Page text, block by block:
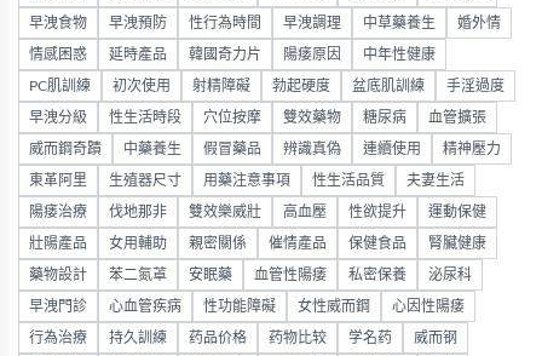
早洩食物 早洩預防 性行為時間 早洩調理 中草藥養生 婚外情
情感困惑 延時產品 韓國奇力片 陽痿原因 中年性健康
PC肌訓練 初次使用 射精障礙 勃起硬度 盆底肌訓練 手淫過度
早洩分級 性生活時段 穴位按摩 雙效藥物 糖尿病 血管擴張
威而鋼奇蹟 中藥養生 假冒藥品 辨識真偽 連續使用 精神壓力
東革阿里 生殖器尺寸 用藥注意事項 性生活品質 夫妻生活
陽痿治療 伐地那非 雙效樂威壯 高血壓 性欲提升 運動保健
壯陽產品 女用輔助 親密關係 催情產品 保健食品 腎臟健康
藥物設計 苯二氮䓬 安眠藥 血管性陽痿 私密保養 泌尿科
早洩門診 心血管疾病 性功能障礙 女性威而鋼 心因性陽痿
行為治療 持久訓練 药品价格 药物比较 学名药 威而钢